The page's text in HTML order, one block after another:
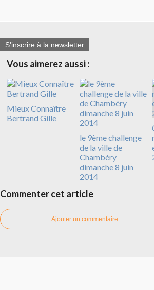
S'inscrire à la newsletter
Vous aimerez aussi :
Mieux Connaître
Bertrand Gille
le 9ème challenge
de la ville de
Chambéry
dimanche 8 juin
2014
Commenter cet article
Ajouter un commentaire